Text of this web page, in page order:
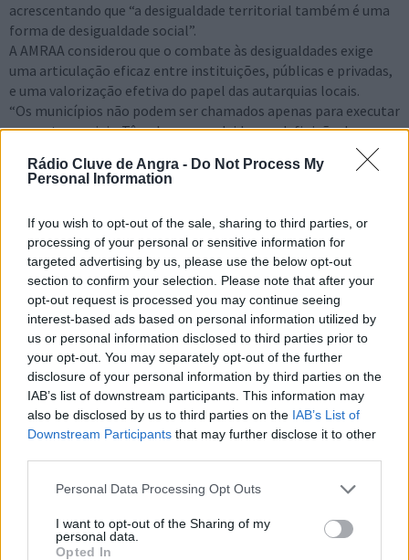
Rádio Cluve de Angra - Do Not Process My
Personal Information
If you wish to opt-out of the sale, sharing to third parties, or
processing of your personal or sensitive information for
targeted advertising by us, please use the below opt-out
section to confirm your selection. Please note that after your
opt-out request is processed you may continue seeing
interest-based ads based on personal information utilized by
us or personal information disclosed to third parties prior to
your opt-out. You may separately opt-out of the further
disclosure of your personal information by third parties on the
IAB’s list of downstream participants. This information may
also be disclosed by us to third parties on the IAB’s List of
Downstream Participants that may further disclose it to other
Personal Data Processing Opt Outs
I want to opt-out of the Sharing of my
personal data.
Opted In
acrescentando que “a desigualdade territorial também é uma
forma de desigualdade social”.
A AMRAA considerou que o combate às desigualdades exige
uma articulação eficaz entre instituições, públicas e privadas,
e uma valorização efetiva do papel das autarquias locais.
“Os municípios não podem ser chamados apenas para executar
respostas sociais. Têm de ser envolvidos na definição das
soluções, porque são quem melhor conhece a realidade das
populações”, afirmou Carlos Ferreira.
construção de respostas mais eficazes e mais próximas das
necessidades reais das populações.
A AMRAA reafirmou a disponibilidade para manter uma relação
institucional próxima e colaborativa com a Representante da
República, defendendo que a promoção da coesão social e
territorial, e a melhoria das condições de vida devem constituir
prioridades permanentes da ação pública nos Açores.
“Quando falamos de desenvolvimento regional, não falamos
apenas de investimento em infraestruturas. Falamos, acima de
tudo, de pessoas”, concluiu o Presidente da AMRAA.
A melhor música de sempre